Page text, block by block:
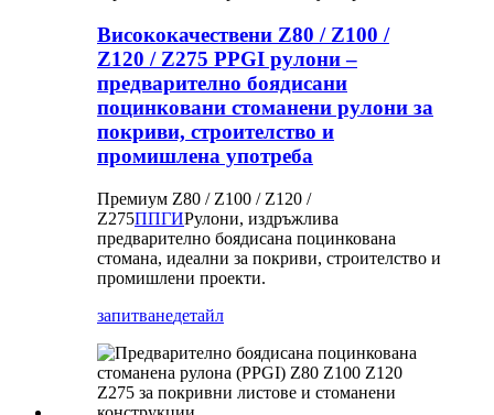
Висококачествени Z80 / Z100 /
Z120 / Z275 PPGI рулони –
предварително боядисани
поцинковани стоманени рулони за
покриви, строителство и
промишлена употреба
Премиум Z80 / Z100 / Z120 /
Z275ППГИРулони, издръжлива
предварително боядисана поцинкована
стомана, идеални за покриви, строителство и
промишлени проекти.
запитванедетайл